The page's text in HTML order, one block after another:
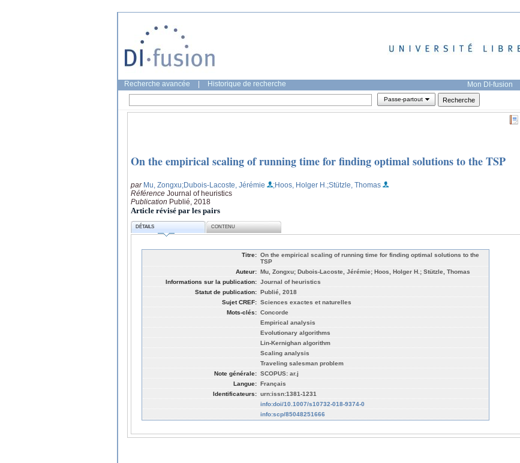
Recherche avancée Historique de recherche Mon DI-fusion
Passe-partout
On the empirical scaling of running time for finding optimal solutions to the TSP
par Mu, Zongxu;Dubois-Lacoste, Jérémie ;Hoos, Holger H. ;Stützle, Thomas
Référence Journal of heuristics
Publication Publié, 2018
Article révisé par les pairs
DÉTAILS CONTENU
Titre: On the empirical scaling of running time for finding optimal solutions to the
TSP
Auteur: Mu, Zongxu; Dubois-Lacoste, Jérémie; Hoos, Holger H.; Stützle, Thomas
Informations sur la publication: Journal of heuristics
Statut de publication: Publié, 2018
Sujet CREF: Sciences exactes et naturelles
Mots-clés: Concorde
Empirical analysis
Evolutionary algorithms
Lin-Kernighan algorithm
Scaling analysis
Traveling salesman problem
Note générale: SCOPUS: ar.j
Langue: Français
Identificateurs: urn:issn:1381-1231
info:doi/10.1007/s10732-018-9374-0
info:scp/85048251666